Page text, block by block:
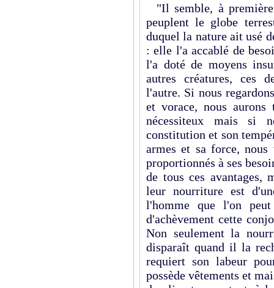
"Il semble, à
peuplent le globe
duquel la nature ait usé
: elle l'a accablé de
l'a doté de moyens
autres créatures, ces
l'autre. Si nous
et vorace, nous
nécessiteux mais si
constitution et son
armes et sa force, nous
proportionnés à ses
de tous ces avantages,
leur nourriture est
l'homme que l'on
d'achèvement cette
Non seulement la
disparaît quand il la
requiert son labeur
possède vêtements et